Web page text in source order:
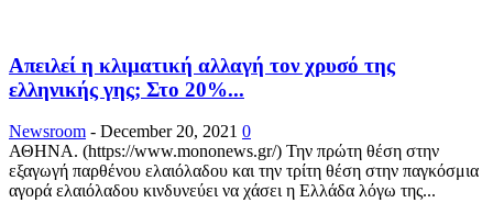
Απειλεί η κλιματική αλλαγή τον χρυσό της
ελληνικής γης; Στο 20%...
Newsroom - December 20, 2021 0
ΑΘΗΝΑ. (https://www.mononews.gr/) Την πρώτη θέση στην
εξαγωγή παρθένου ελαιόλαδου και την τρίτη θέση στην παγκόσμια
αγορά ελαιόλαδου κινδυνεύει να χάσει η Ελλάδα λόγω της...